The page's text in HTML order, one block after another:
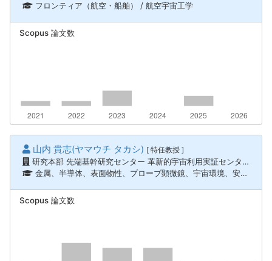
フロンティア（航空・船舶） / 航空宇宙工学
Scopus 論文数
山内 貴志(ヤマウチ タカシ) [ 特任教授 ]
研究本部 先端基幹研究センター 革新的宇宙利用実証センター
金属、半導体、表面物性、プローブ顕微鏡、宇宙環境、安全工学、品質工学
Scopus 論文数